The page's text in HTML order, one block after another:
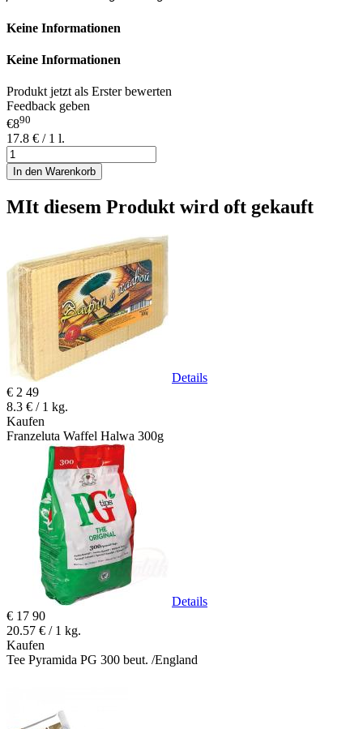
Keine Informationen
Keine Informationen
Produkt jetzt als Erster bewerten
Feedback geben
€890
17.8 € / 1 l.
In den Warenkorb
MIt diesem Produkt wird oft gekauft
Details
€ 2 49
8.3 € / 1 kg.
Kaufen
Franzeluta Waffel Halwa 300g
Details
€ 17 90
20.57 € / 1 kg.
Kaufen
Tee Pyramida PG 300 beut. /England